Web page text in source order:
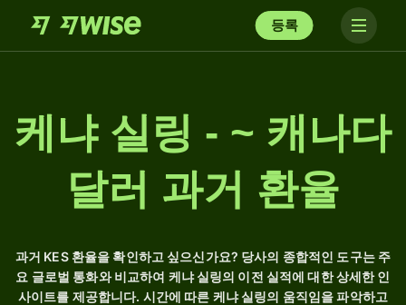
등록
케냐 실링 - ~ 캐나다
달러 과거 환율
과거 KES 환율을 확인하고 싶으신가요? 당사의 종합적인 도구는 주
요 글로벌 통화와 비교하여 케냐 실링의 이전 실적에 대한 상세한 인
사이트를 제공합니다. 시간에 따른 케냐 실링의 움직임을 파악하고